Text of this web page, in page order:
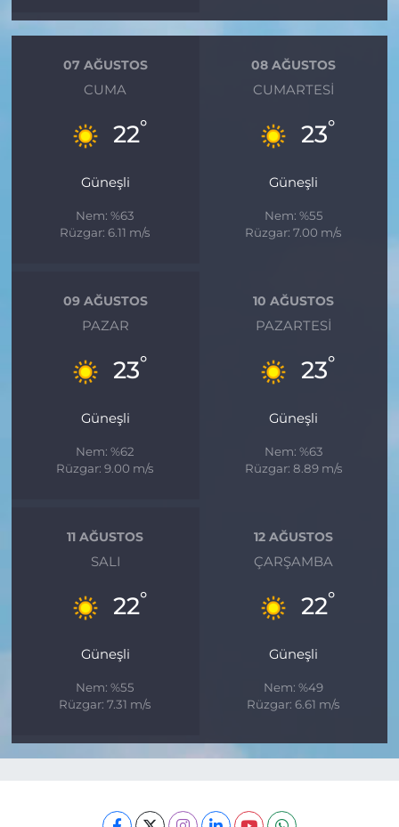
07 AĞUSTOS
CUMA
22°
Güneşli
Nem: %63
Rüzgar: 6.11 m/s
08 AĞUSTOS
CUMARTESI
23°
Güneşli
Nem: %55
Rüzgar: 7.00 m/s
09 AĞUSTOS
PAZAR
23°
Güneşli
Nem: %62
Rüzgar: 9.00 m/s
10 AĞUSTOS
PAZARTESI
23°
Güneşli
Nem: %63
Rüzgar: 8.89 m/s
11 AĞUSTOS
SALI
22°
Güneşli
Nem: %55
Rüzgar: 7.31 m/s
12 AĞUSTOS
ÇARŞAMBA
22°
Güneşli
Nem: %49
Rüzgar: 6.61 m/s